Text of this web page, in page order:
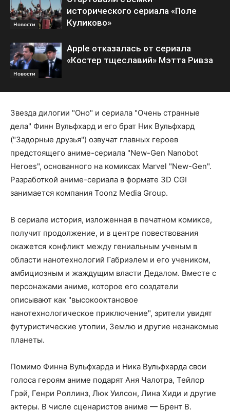
Новости
исторического сериала «Поле
Куликово»
Новости
Apple отказалась от сериала
«Костер тщеславий» Мэтта Ривза
Звезда дилогии "Оно" и сериала "Очень странные
дела" Финн Вульфхард и его брат Ник Вульфхард
("Задорные друзья") озвучат главных героев
предстоящего аниме-сериала "New-Gen Nanobot
Heroes", основанного на комиксах Marvel "New-Gen".
Разработкой аниме-сериала в формате 3D CGI
занимается компания Toonz Media Group.
В сериале история, изложенная в печатном комиксе,
получит продолжение, и в центре повествования
окажется конфликт между гениальным ученым в
области нанотехнологий Габриэлем и его учеником,
амбициозным и жаждущим власти Дедалом. Вместе с
персонажами аниме, которое его создатели
описывают как "высокооктановое
нанотехнологическое приключение", зрители увидят
футуристические утопии, Землю и другие незнакомые
планеты.
Помимо Финна Вульфхарда и Ника Вульфхарда свои
голоса героям аниме подарят Аня Чалотра, Тейлор
Грэй, Генри Роллинз, Люк Уилсон, Лина Хиди и другие
актеры. В числе сценаристов аниме — Брент В.